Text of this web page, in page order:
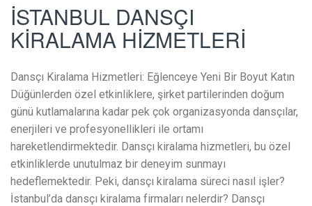
İSTANBUL DANSÇI
KİRALAMA HİZMETLERİ
Dansçı Kiralama Hizmetleri: Eğlenceye Yeni Bir Boyut Katın
Düğünlerden özel etkinliklere, şirket partilerinden doğum
günü kutlamalarına kadar pek çok organizasyonda dansçılar,
enerjileri ve profesyonellikleri ile ortamı
hareketlendirmektedir. Dansçı kiralama hizmetleri, bu özel
etkinliklerde unutulmaz bir deneyim sunmayı
hedeflemektedir. Peki, dansçı kiralama süreci nasıl işler?
İstanbul’da dansçı kiralama firmaları nelerdir? Dansçı